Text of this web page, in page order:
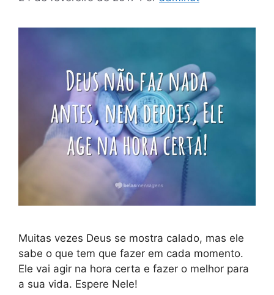
Muitas vezes Deus se mostra calado, mas ele
sabe o que tem que fazer em cada momento.
Ele vai agir na hora certa e fazer o melhor para
a sua vida. Espere Nele!